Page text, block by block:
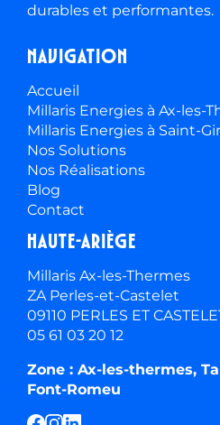
durables et performantes.
Navigation
Accueil
Millaris Energies à Ax-les-
Millaris Energies à Saint-
Nos Solutions
Nos Réalisations
Blog
Contact
Haute-ariège
Millaris Ax-les-Thermes
ZA Perles-et-Castelet
09110 PERLES ET
05 61 03 20 12
Zone : Ax-les-thermes,
Font-Romeu